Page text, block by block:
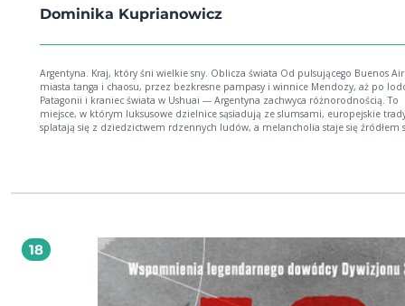
Dominika Kuprianowicz
Argentyna. Kraj, który śni wielkie sny. Oblicza świata Od pulsującego Buenos Aires,
miasta tanga i chaosu, przez bezkresne pampasy i winnice Mendozy, aż po
Patagonii i kraniec świata w Ushuai ― Argentyna zachwyca różnorodnością. To
miejsce, w którym luksusowe dzielnice sąsiadują ze slumsami, europejskie
splatają się z dziedzictwem rdzennych ludów, a melancholia staje się źródłem
18